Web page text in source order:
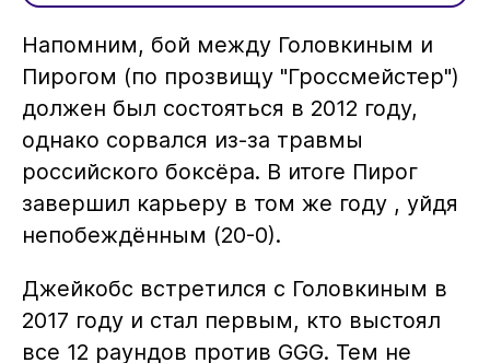
Напомним, бой между Головкиным и
Пирогом (по прозвищу "Гроссмейстер")
должен был состояться в 2012 году,
однако сорвался из-за травмы
российского боксёра. В итоге Пирог
завершил карьеру в том же году , уйдя
непобеждённым (20-0).
Джейкобс встретился с Головкиным в
2017 году и стал первым, кто выстоял
все 12 раундов против GGG. Тем не